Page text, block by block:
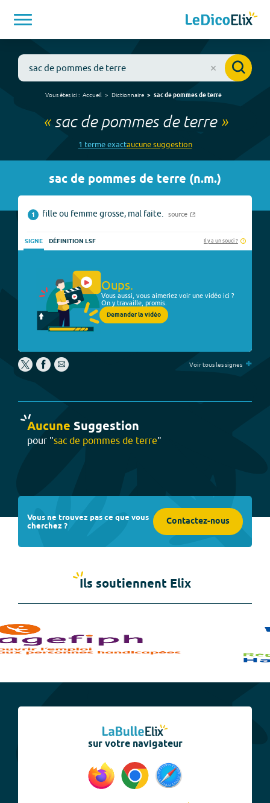
Vous êtes ici : Accueil Dictionnaire sac de pommes de terre
«sac de pommes de terre»
1 termeexactaucunesuggestion
sac de pommes de terre (n.m.)
1 fille ou femme grosse, mal faite. source
SIGNE DÉFINITION LSF Il y a un souci ?
Oups.
Vous aussi, vous aimeriez voir une vidéo ici ?
On y travaille, promis.
Demander la vidéo
Voir tous les signes +
Aucune Suggestion
pour "sac de pommes de terre"
Vous ne trouvez pas ce que vous
cherchez ? Contactez-nous
Ils soutiennent Elix
sur votre navigateur